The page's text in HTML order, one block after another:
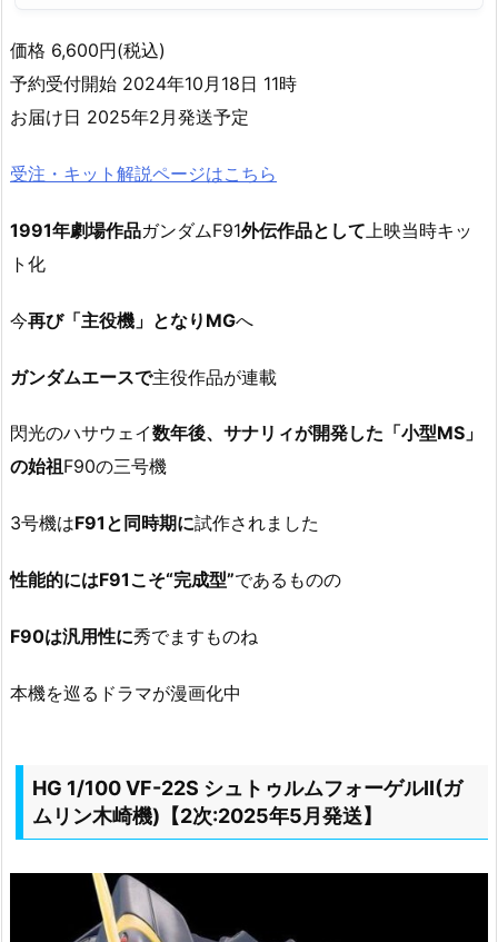
価格 6,600円(税込)
予約受付開始 2024年10月18日 11時
お届け日 2025年2月発送予定
受注・キット解説ページはこちら
1991年劇場作品ガンダムF91外伝作品として上映当時キッ
ト化
今再び「主役機」となりMGへ
ガンダムエースで主役作品が連載
閃光のハサウェイ数年後、サナリィが開発した「小型MS」
の始祖F90の三号機
3号機はF91と同時期に試作されました
性能的にはF91こそ“完成型”であるものの
F90は汎用性に秀でますものね
本機を巡るドラマが漫画化中
HG 1/100 VF-22S シュトゥルムフォーゲルII(ガ
ムリン木崎機)【2次:2025年5月発送】